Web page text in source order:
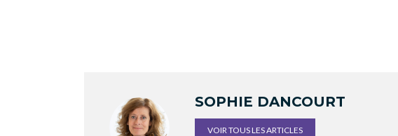
SOPHIE DANCOURT
VOIR TOUS LES ARTICLES